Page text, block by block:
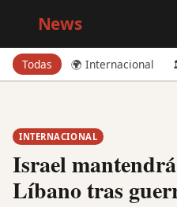
News
Todas 🌍 Internacional
INTERNACIONAL
Israel
Líbano tras